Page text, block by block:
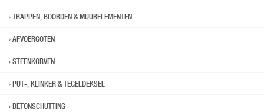
TRAPPEN, BOORDEN & MUURELEMENTEN
AFVOERGOTEN
STEENKORVEN
PUT-, KLINKER & TEGELDEKSEL
BETONSCHUTTING